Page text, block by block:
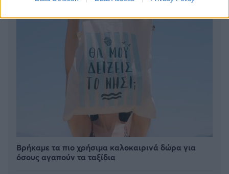
Βρήκαμε τα πιο χρήσιμα καλοκαιρινά δώρα για
όσους αγαπούν τα ταξίδια